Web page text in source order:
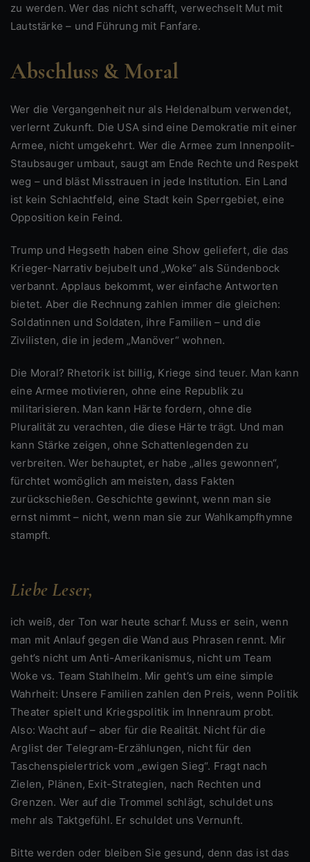
zu werden. Wer das nicht schafft, verwechselt Mut mit
Lautstärke – und Führung mit Fanfare.
Abschluss & Moral
Wer die Vergangenheit nur als Heldenalbum verwendet,
verlernt Zukunft. Die USA sind eine Demokratie mit einer
Armee, nicht umgekehrt. Wer die Armee zum Innenpolit-
Staubsauger umbaut, saugt am Ende Rechte und Respekt
weg – und bläst Misstrauen in jede Institution. Ein Land
ist kein Schlachtfeld, eine Stadt kein Sperrgebiet, eine
Opposition kein Feind.
Trump und Hegseth haben eine Show geliefert, die das
Krieger-Narrativ bejubelt und „Woke“ als Sündenbock
verbannt. Applaus bekommt, wer einfache Antworten
bietet. Aber die Rechnung zahlen immer die gleichen:
Soldatinnen und Soldaten, ihre Familien – und die
Zivilisten, die in jedem „Manöver“ wohnen.
Die Moral? Rhetorik ist billig, Kriege sind teuer. Man kann
eine Armee motivieren, ohne eine Republik zu
militarisieren. Man kann Härte fordern, ohne die
Pluralität zu verachten, die diese Härte trägt. Und man
kann Stärke zeigen, ohne Schattenlegenden zu
verbreiten. Wer behauptet, er habe „alles gewonnen“,
fürchtet womöglich am meisten, dass Fakten
zurückschießen. Geschichte gewinnt, wenn man sie
ernst nimmt – nicht, wenn man sie zur Wahlkampfhymne
stampft.
Liebe Leser,
ich weiß, der Ton war heute scharf. Muss er sein, wenn
man mit Anlauf gegen die Wand aus Phrasen rennt. Mir
geht’s nicht um Anti-Amerikanismus, nicht um Team
Woke vs. Team Stahlhelm. Mir geht’s um eine simple
Wahrheit: Unsere Familien zahlen den Preis, wenn Politik
Theater spielt und Kriegspolitik im Innenraum probt.
Also: Wacht auf – aber für die Realität. Nicht für die
Arglist der Telegram-Erzählungen, nicht für den
Taschenspielertrick vom „ewigen Sieg“. Fragt nach
Zielen, Plänen, Exit-Strategien, nach Rechten und
Grenzen. Wer auf die Trommel schlägt, schuldet uns
mehr als Taktgefühl. Er schuldet uns Vernunft.
Bitte werden oder bleiben Sie gesund, denn das ist das